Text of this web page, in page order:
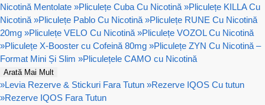
Nicotină Mentolate »Pliculețe Cuba Cu Nicotină »Pliculețe KILLA Cu
Nicotină »Pliculețe Pablo Cu Nicotină »Pliculețe RUNE Cu Nicotină
20mg »Pliculețe VELO Cu Nicotină »Pliculețe VOZOL Cu Nicotină
»Pliculețe X-Booster cu Cofeină 80mg »Pliculețe ZYN Cu Nicotină –
Format Mini Și Slim »Pliculețele CAMO cu Nicotină
Arată Mai Mult
»Levia Rezerve & Stickuri Fara Tutun »Rezerve IQOS Cu tutun
»Rezerve IQOS Fara Tutun